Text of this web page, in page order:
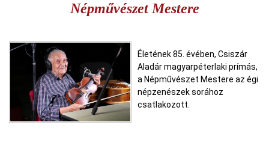
Népművészet Mestere
Életének 85. évében, Csiszár
Aladár magyarpéterlaki prímás,
a Népművészet Mestere az égi
népzenészek sorához
csatlakozott.